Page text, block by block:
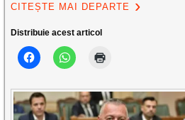
CITEȘTE MAI DEPARTE
Distribuie acest articol